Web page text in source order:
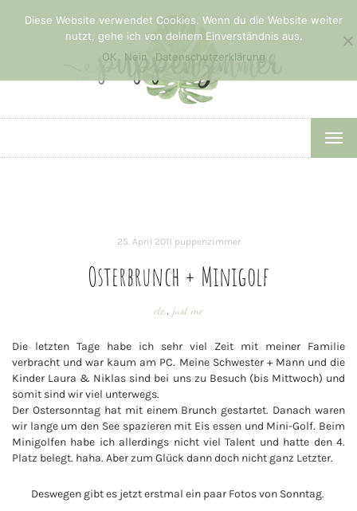
25. April 2011 puppenzimmer
Osterbrunch + Minigolf
etc., just me
Die letzten Tage habe ich sehr viel Zeit mit meiner Familie
verbracht und war kaum am PC. Meine Schwester + Mann und die
Kinder Laura & Niklas sind bei uns zu Besuch (bis Mittwoch) und
somit sind wir viel unterwegs.
Der Ostersonntag hat mit einem Brunch gestartet. Danach waren
wir lange um den See spazieren mit Eis essen und Mini-Golf. Beim
Minigolfen habe ich allerdings nicht viel Talent und hatte den 4.
Platz belegt. haha. Aber zum Glück dann doch nicht ganz Letzter.
Deswegen gibt es jetzt erstmal ein paar Fotos von Sonntag.
Diese Website verwendet Cookies. Wenn du die Website weiter
nutzt, gehe ich von deinem Einverständnis aus.
OK
Nein Datenschutzerklärung